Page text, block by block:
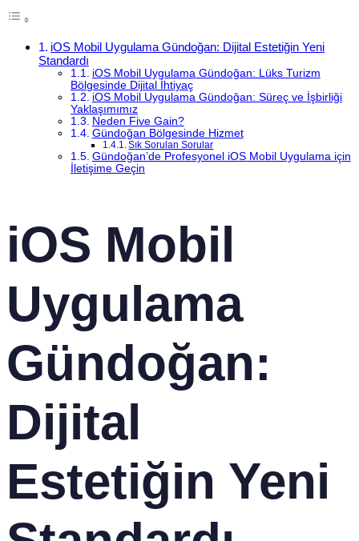
iOS Mobil Uygulama Gündoğan: Dijital Estetiğin Yeni
Standardı
iOS Mobil Uygulama Gündoğan: Lüks Turizm
Bölgesinde Dijital İhtiyaç
iOS Mobil Uygulama Gündoğan: Süreç ve İşbirliği
Yaklaşımımız
Neden Five Gain?
Gündoğan Bölgesinde Hizmet
Sık Sorulan Sorular
Gündoğan’de Profesyonel iOS Mobil Uygulama için
İletişime Geçin
iOS Mobil
Uygulama
Gündoğan:
Dijital
Estetiğin Yeni